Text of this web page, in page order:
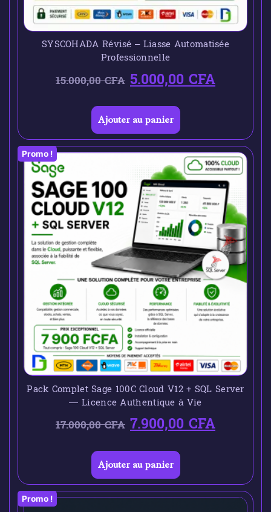
SYSCOHADA Révisé – Liasse Automatisée
Professionnelle
15.000,00CFA 5.000,00CFA
Ajouter au panier
Promo !
Pack Complet Sage 100C Cloud V12 + SQL Server
— Licence Authentique à Vie
17.000,00CFA 7.900,00CFA
Ajouter au panier
Promo !